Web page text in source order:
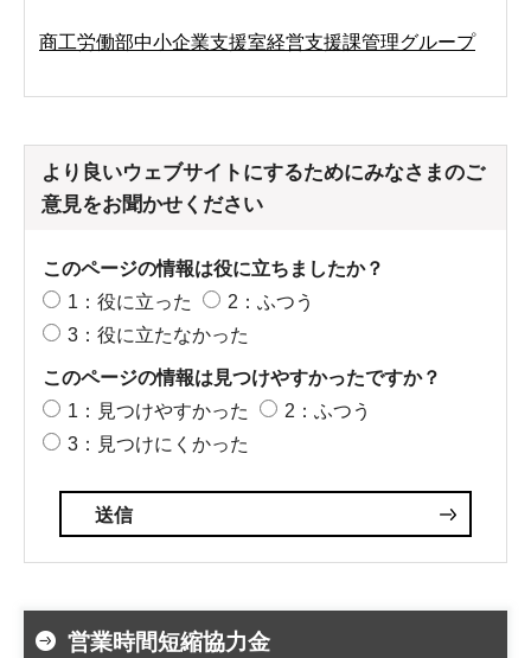
商工労働部中小企業支援室経営支援課管理グループ
より良いウェブサイトにするためにみなさまのご
意見をお聞かせください
このページの情報は役に立ちましたか？
1：役に立った
2：ふつう
3：役に立たなかった
このページの情報は見つけやすかったですか？
1：見つけやすかった
2：ふつう
3：見つけにくかった
営業時間短縮協力金